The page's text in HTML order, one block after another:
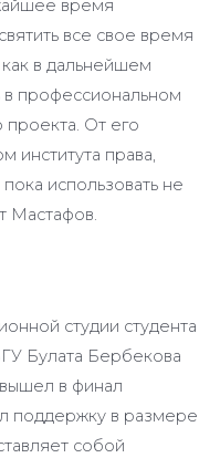
время
все свое время
в дальнейшем
в профессиональном
проекта. От его
института права,
использовать не
Мастафов.
студии студента
Булата Бербекова
в финал
поддержку в размере
собой